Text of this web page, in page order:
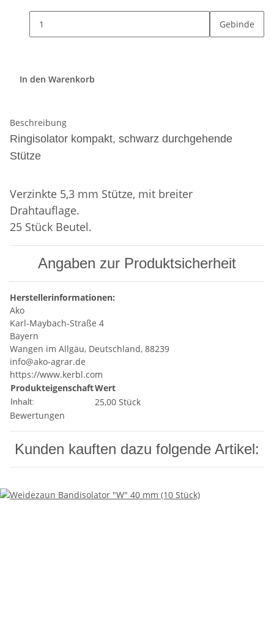
Gebinde
In den Warenkorb
Beschreibung
Ringisolator kompakt, schwarz durchgehende
Stütze
Verzinkte 5,3 mm Stütze, mit breiter
Drahtauflage.
25 Stück Beutel.
Angaben zur Produktsicherheit
Herstellerinformationen:
Ako
Karl-Maybach-Straße 4
Bayern
Wangen im Allgäu, Deutschland, 88239
info@ako-agrar.de
https://www.kerbl.com
ProdukteigenschaftWert
Inhalt:
25,00 Stück
Bewertungen
Kunden kauften dazu folgende Artikel: